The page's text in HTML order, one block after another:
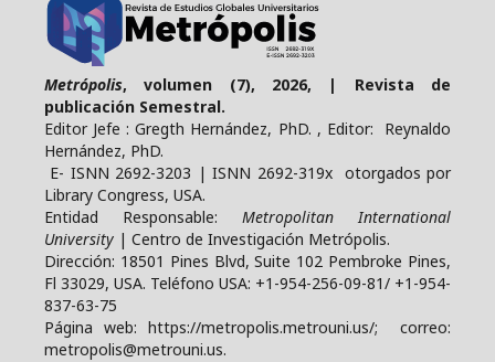
Metrópolis, volumen (7), 2026, | Revista de
publicación Semestral.
Editor Jefe : Gregth Hernández, PhD. , Editor: Reynaldo
Hernández, PhD.
E- ISNN 2692-3203 | ISNN 2692-319x otorgados por
Library Congress, USA.
Entidad Responsable: Metropolitan International
University | Centro de Investigación Metrópolis.
Dirección: 18501 Pines Blvd, Suite 102 Pembroke Pines,
Fl 33029, USA. Teléfono USA: +1-954-256-09-81/ +1-954-
837-63-75
Página web: https://metropolis.metrouni.us/; correo:
metropolis@metrouni.us.